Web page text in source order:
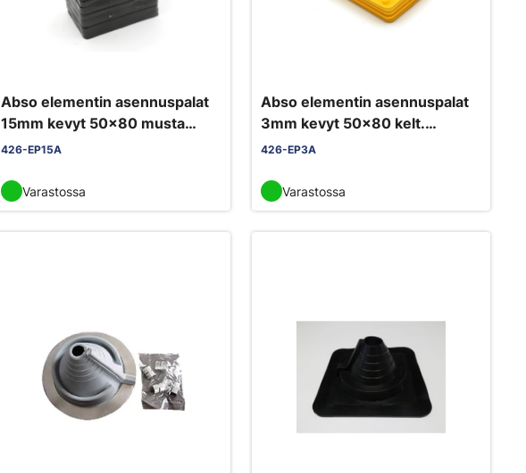
Abso elementin asennuspalat
15mm kevyt 50x80 musta
500kpl/pkt
426-EP15A
Varastossa
Abso elementin asennuspalat
3mm kevyt 50x80 kelt.
1000kpl/pkt
426-EP3A
Varastossa